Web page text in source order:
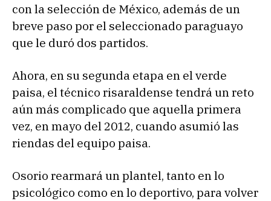
con la selección de México, además de un
breve paso por el seleccionado paraguayo
que le duró dos partidos.
Ahora, en su segunda etapa en el verde
paisa, el técnico risaraldense tendrá un reto
aún más complicado que aquella primera
vez, en mayo del 2012, cuando asumió las
riendas del equipo paisa.
Osorio rearmará un plantel, tanto en lo
psicológico como en lo deportivo, para volver